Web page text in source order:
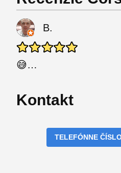
B.
😅…
Kontakt
TELEFÓNNE